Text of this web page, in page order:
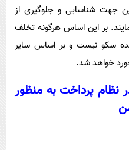
جهت شناسایی و جلوگیری از
بر این اساس هرگونه تخلف
سکو نیست و بر اساس سایر
خواهد شد.
نظام پرداخت به منظور